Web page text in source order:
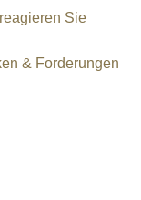
Sie
& Forderungen